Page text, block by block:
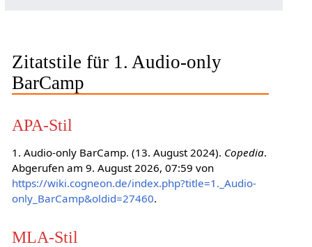
Zitatstile für 1. Audio-only
BarCamp
APA-Stil
1. Audio-only BarCamp. (13. August 2024). Copedia.
Abgerufen am 9. August 2026, 07:59 von
https://wiki.cogneon.de/index.php?title=1._Audio-
only_BarCamp&oldid=27460.
MLA-Stil